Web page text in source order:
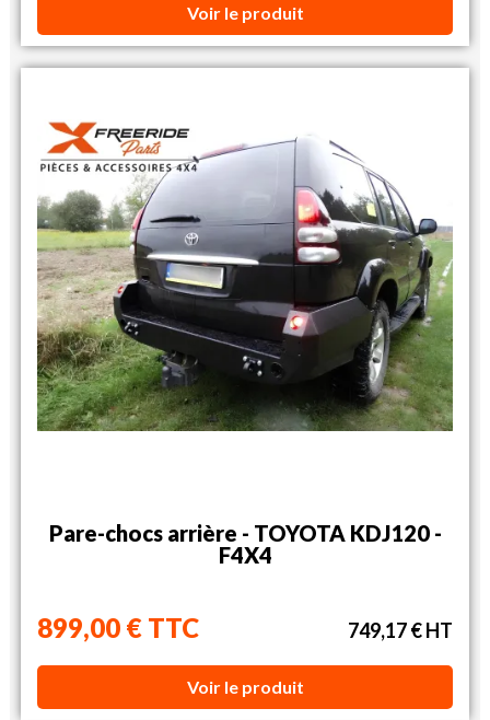
Voir le produit
Pare-chocs arrière - TOYOTA KDJ120 -
F4X4
899,00 € TTC 749,17 € HT
Voir le produit